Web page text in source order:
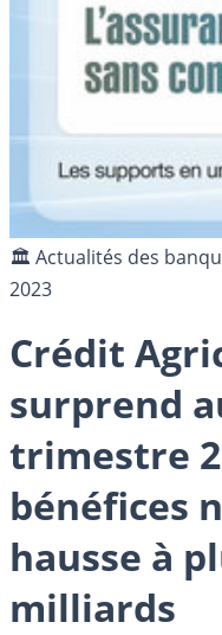
🏛️ Actualités des
2023
Crédit
surprend
trimestre
bénéfices
hausse à
milliards